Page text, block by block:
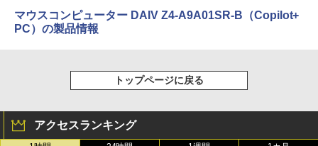
マウスコンピューター DAIV Z4-A9A01SR-B（Copilot+
PC）の製品情報
トップページに戻る
アクセスランキング